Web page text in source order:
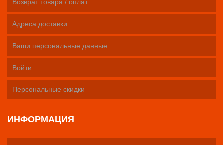
Возврат товара / оплат
Адреса доставки
Ваши персональные данные
Войти
Персональные скидки
ИНФОРМАЦИЯ